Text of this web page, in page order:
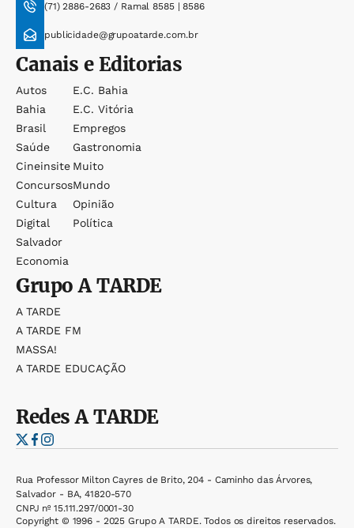
(71) 2886-2683 / Ramal 8585 | 8586
publicidade@grupoatarde.com.br
Canais e Editorias
Autos
Bahia
Brasil
Saúde
Cineinsite
Concursos
Cultura
Digital
Salvador
Economia
E.c. Bahia
E.c. Vitória
Empregos
Gastronomia
Muito
Mundo
Opinião
Política
GrupoA TARDE
A TARDE
A TARDE FM
MASSA!
A TARDE EDUCAÇÃO
RedesA TARDE
Rua Professor Milton Cayres de Brito, 204 - Caminho das Árvores,
Salvador - BA, 41820-570
CNPJ nº 15.111.297/0001-30
Copyright © 1996 - 2025 Grupo A TARDE. Todos os direitos reservados.